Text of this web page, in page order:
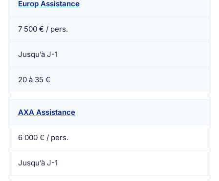
Europ Assistance
7 500 € / pers.
Jusqu’à J-1
20 à 35 €
AXA Assistance
6 000 € / pers.
Jusqu’à J-1